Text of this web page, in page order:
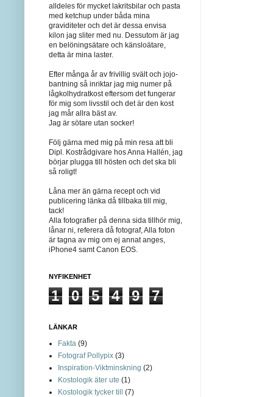
alldeles för mycket lakritsbilar och pasta
med ketchup under båda mina
graviditeter och det är dessa envisa
kilon jag sliter med nu. Dessutom är jag
en belöningsätare och känsloätare,
detta är mina laster.
Efter många år av frivillig svält och jojo-
bantning så inriktar jag mig numer på
lågkolhydratkost eftersom det fungerar
för mig som livsstil och det är den kost
jag mår allra bäst av.
Jag är sötare utan socker!
Följ gärna med mig på min resa att bli
Dipl. Kostrådgivare hos Anna Hallén, jag
börjar plugga till hösten och det ska bli
så roligt!
Låna mer än gärna recept och vid
publicering länka då tillbaka till mig,
tack!
Alla fotografier på denna sida tillhör mig,
lånar ni, referera då fotograf, Alla foton
är tagna av mig om ej annat anges,
iPhone4 samt Canon EOS.
NYFIKENHET
1 0 5 4 9 7
LÄNKAR
Fakta (9)
Fotograf Pollypix (3)
Inspiration-Viktminskning (2)
Kostologik äter ute (1)
Kostologik tycker till (7)